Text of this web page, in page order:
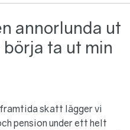
annorlunda ut
ta ut min
skatt lägger vi
pension under ett helt